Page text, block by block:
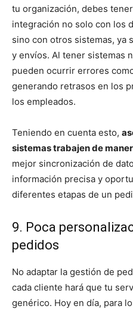
tu organización, debes
integración no solo con los
sino con otros sistemas, ya
y envíos. Al tener sistemas
pueden ocurrir errores
generando retrasos en los
los empleados.
Teniendo en cuenta esto,
sistemas trabajen de
mejor sincronización de
información precisa y
diferentes etapas de un
9. Poca
pedidos
No adaptar la gestión de
cada cliente hará que tu
genérico. Hoy en día, para